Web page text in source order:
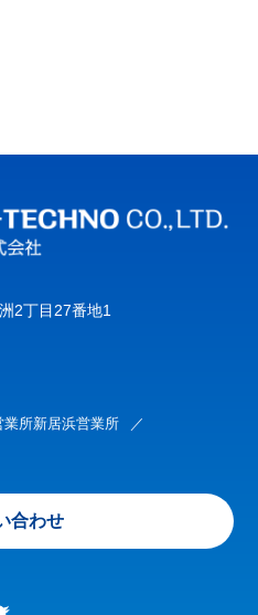
2丁目27番地1
業所新居浜営業所
合わせ